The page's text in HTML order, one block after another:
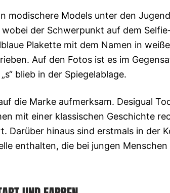
modischere Models unter den
der Schwerpunkt auf dem
Plakette mit dem Namen in
Auf den Fotos ist es im
blieb in der Spiegelablage.
die Marke aufmerksam. Desigual
mit einer klassischen Geschichte
Darüber hinaus sind erstmals in der
enthalten, die bei jungen Menschen